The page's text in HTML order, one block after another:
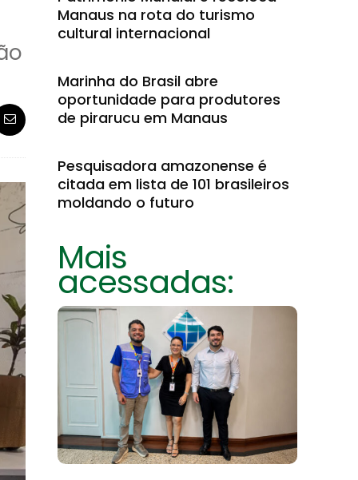
Manaus na rota do turismo
cultural internacional
Marinha do Brasil abre
oportunidade para produtores
de pirarucu em Manaus
Pesquisadora amazonense é
citada em lista de 101 brasileiros
moldando o futuro
Mais
acessadas: